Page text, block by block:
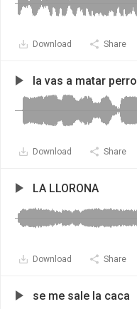
Download Share
la vas a matar perro
Download Share
LA LLORONA
Download Share
se me sale la caca